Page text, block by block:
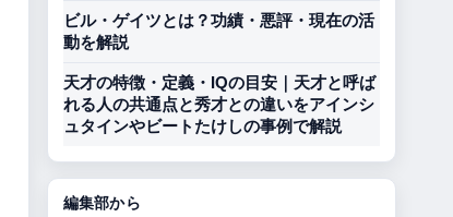
ビル・ゲイツとは？功績・悪評・現在の活
動を解説
天才の特徴・定義・IQの目安｜天才と呼ば
れる人の共通点と秀才との違いをアインシ
ュタインやビートたけしの事例で解説
編集部から